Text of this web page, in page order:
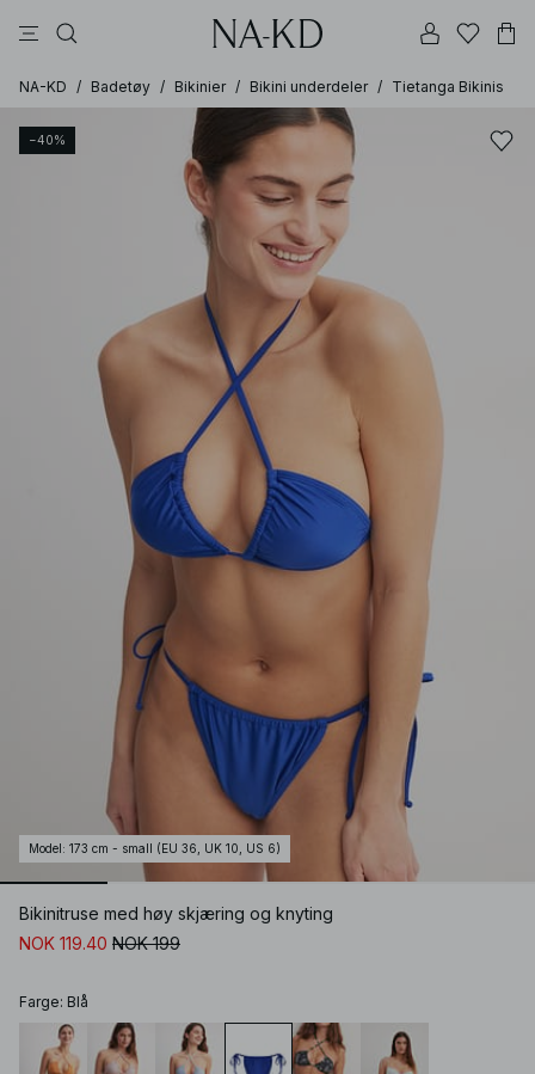
NA-KD / Badetøy / Bikinier / Bikini underdeler / Tietanga Bikinis
−40%
Model : 173 cm - small (EU 36, UK 10, US 6)
Bikinitruse med høy skjæring og knyting
NOK 119.40 NOK 199
Farge: Blå